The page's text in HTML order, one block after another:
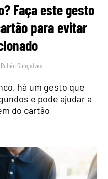
Faça este gesto
para evitar
Rubén Gonçalves
há um gesto que
e pode ajudar a
do cartão